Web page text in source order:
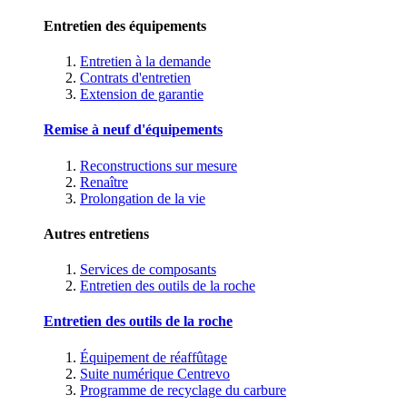
Entretien des équipements
Entretien à la demande
Contrats d'entretien
Extension de garantie
Remise à neuf d'équipements
Reconstructions sur mesure
Renaître
Prolongation de la vie
Autres entretiens
Services de composants
Entretien des outils de la roche
Entretien des outils de la roche
Équipement de réaffûtage
Suite numérique Centrevo
Programme de recyclage du carbure